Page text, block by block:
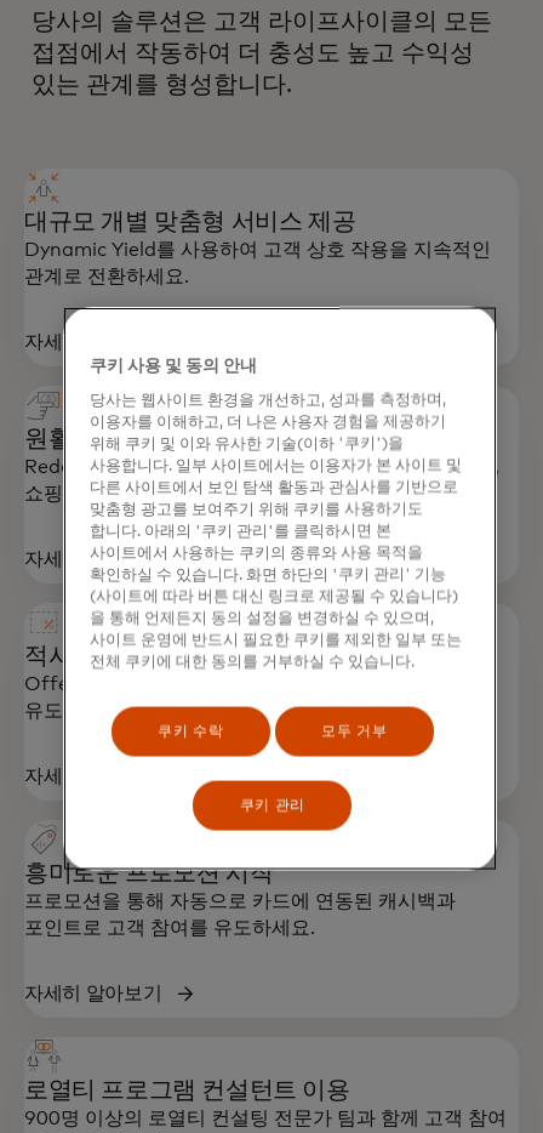
당사의 솔루션은 고객 라이프사이클의 모든
접점에서 작동하여 더 충성도 높고 수익성
있는 관계를 형성합니다.
대규모 개별 맞춤형 서비스 제공
Dynamic Yield를 사용하여 고객 상호 작용을 지속적인
관계로 전환하세요.
자세히 알아보기
원활한 포인트 적립 지원
Redemptions Suite로 고객이 포인트를 사용하여 결제,
쇼핑, 여행, 게임, 투자 등을 즐길 수 있게 하세요.
자세히 알아보기
적시에 개인화된 맞춤형 제안 제공
Offers로 적시에 적절한 제안을 제공하여 참여를
유도하고 추가적인 지출을 늘리세요.
자세히 알아보기
흥미로운 프로모션 시작
프로모션을 통해 자동으로 카드에 연동된 캐시백과
포인트로 고객 참여를 유도하세요.
자세히 알아보기
로열티 프로그램 컨설턴트 이용
900명 이상의 로열티 컨설팅 전문가 팀과 함께 고객 참여
쿠키 사용 및 동의 안내
당사는 웹사이트 환경을 개선하고, 성과를 측정하며,
이용자를 이해하고, 더 나은 사용자 경험을 제공하기
위해 쿠키 및 이와 유사한 기술(이하 '쿠키')을
사용합니다. 일부 사이트에서는 이용자가 본 사이트 및
다른 사이트에서 보인 탐색 활동과 관심사를 기반으로
맞춤형 광고를 보여주기 위해 쿠키를 사용하기도
합니다. 아래의 '쿠키 관리'를 클릭하시면 본
사이트에서 사용하는 쿠키의 종류와 사용 목적을
확인하실 수 있습니다. 화면 하단의 '쿠키 관리' 기능
(사이트에 따라 버튼 대신 링크로 제공될 수 있습니다)
을 통해 언제든지 동의 설정을 변경하실 수 있으며,
사이트 운영에 반드시 필요한 쿠키를 제외한 일부 또는
전체 쿠키에 대한 동의를 거부하실 수 있습니다.
쿠키 수락 모두 거부
쿠키 관리